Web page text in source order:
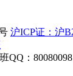
沪ICP证：沪
QQ：